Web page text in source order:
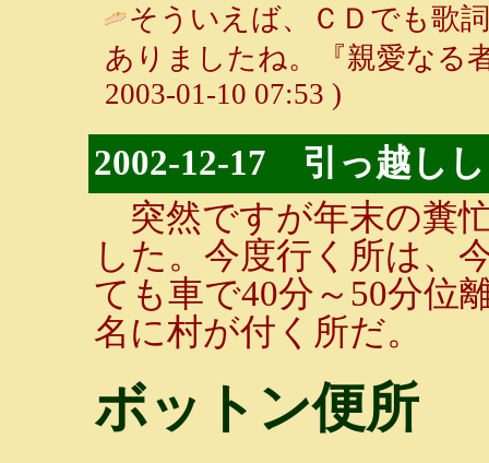
そういえば、ＣＤでも歌
ありましたね。『親愛なる
2003-01-10 07:53 )
2002-12-17 引っ越し
突然ですが年末の糞
した。今度行く所は、
ても車で40分～50分位
名に村が付く所だ。
ボットン便所